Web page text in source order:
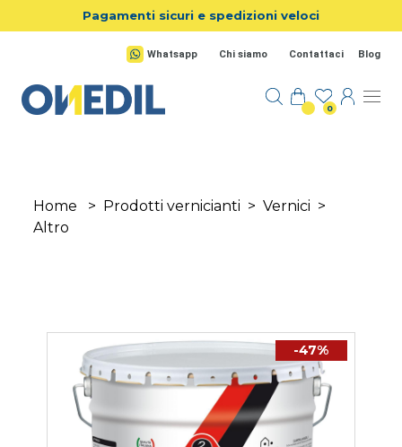
Salta al contenuto principale
Pagamenti sicuri e spedizioni veloci
Whatsapp Chi siamo Contattaci Blog
0
Home > Prodotti vernicianti > Vernici >
Altro
-47%